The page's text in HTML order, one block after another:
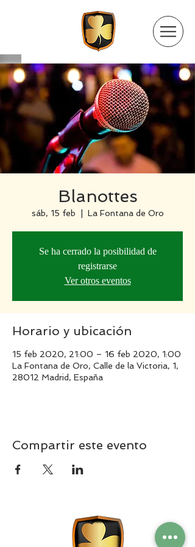
Blanottes
sáb, 15 feb La Fontana de Oro
Se ha cerrado la posibilidad de
registrarse
Ver otros eventos
Horario y ubicación
15 feb 2020, 21:00 – 16 feb 2020, 1:00
La Fontana de Oro, Calle de la Victoria, 1,
28012 Madrid, España
Compartir este evento